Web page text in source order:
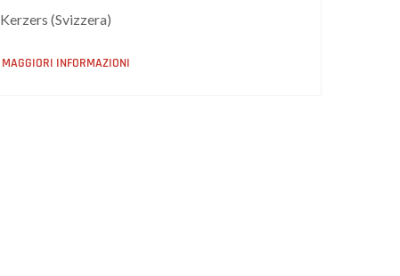
Kerzers (Svizzera)
MAGGIORI INFORMAZIONI